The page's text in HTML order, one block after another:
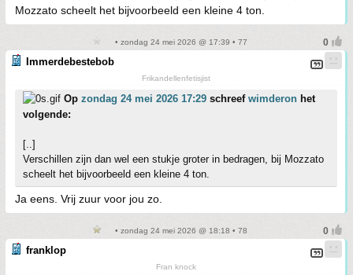
Mozzato scheelt het bijvoorbeeld een kleine 4 ton.
• zondag 24 mei 2026 @ 17:39 • 77
Immerdebestebob
Frikandellenfetisjist
Op zondag 24 mei 2026 17:29 schreef wimderon het
volgende:
[..]
Verschillen zijn dan wel een stukje groter in bedragen, bij Mozzato
scheelt het bijvoorbeeld een kleine 4 ton.
Ja eens. Vrij zuur voor jou zo.
• zondag 24 mei 2026 @ 18:18 • 78
franklop
Fran knock